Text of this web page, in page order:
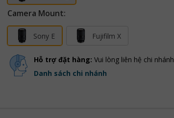
Camera Mount:
Sony E Fujifilm X
Hỗ trợ đặt hàng: Vui lòng liên hệ chi nhánh
Danh sách chi nhánh